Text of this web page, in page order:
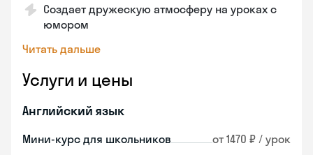
Создает дружескую атмосферу на уроках с
юмором
Читать дальше
Услуги и цены
Английский язык
Мини-курс для школьников от 1470 ₽ / урок